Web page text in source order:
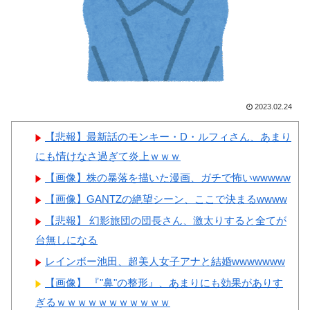
【画像】顔100点、体30点の
て羨ましいと感じることがこち
ら…」→「日本は規模が違う国
だから…（ﾌﾞﾙﾌﾞﾙ」＝韓国の
反応
韓国人「日本全国から選び抜
かれた日本で最も可愛い高校1
年生がこの方です‥」→「これ
が日本のレベル‥」
韓国人「現在、日本で可愛い
と話題になっている高校野球部
のマネージャーがこちら…」
→「可愛い…（ﾌﾞﾙﾌﾞﾙ」＝韓
2023.02.24
【悲報】最新話のモンキー・D・ルフィさん、あまり
にも情けなさ過ぎて炎上ｗｗｗ
【画像】株の暴落を描いた漫画、ガチで怖いwwwww
【画像】GANTZの絶望シーン、ここで決まるwwww
【悲報】 幻影旅団の団長さん、激太りすると全てが
台無しになる
レインボー池田、超美人女子アナと結婚wwwwwww
【画像】 『"鼻"の整形』、あまりにも効果がありす
ぎるｗｗｗｗｗｗｗｗｗｗｗ